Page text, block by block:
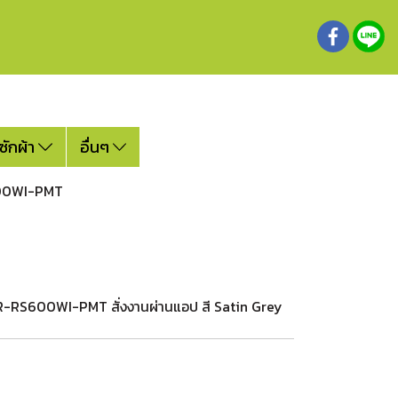
กผ้า อื่นๆ
PMT
RS600WI-PMT สั่งงานผ่านแอป สี Satin Grey